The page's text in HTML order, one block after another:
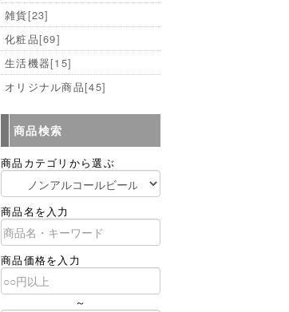
雑貨[23]
化粧品[69]
生活機器[15]
オリジナル商品[45]
商品検索
商品カテゴリから選ぶ
商品名を入力
商品価格を入力
～